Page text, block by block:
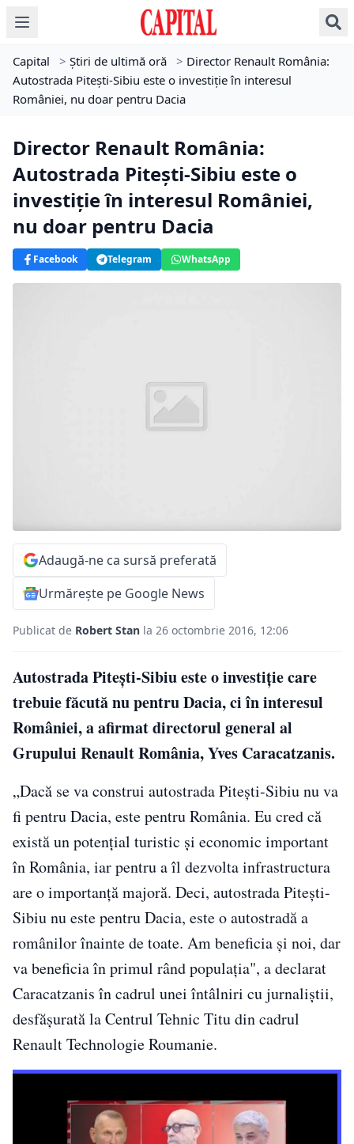
Capital > Știri de ultimă oră > Director Renault România:
Autostrada Piteşti-Sibiu este o investiţie în interesul
României, nu doar pentru Dacia
Director Renault România:
Autostrada Piteşti-Sibiu este o
investiţie în interesul României,
nu doar pentru Dacia
Facebook Telegram WhatsApp
Adaugă-ne ca sursă preferată
Urmărește pe Google News
Publicat de Robert Stan la 26 octombrie 2016, 12:06
Autostrada Piteşti-Sibiu este o investiţie care
trebuie făcută nu pentru Dacia, ci în interesul
României, a afirmat directorul general al
Grupului Renault România, Yves Caracatzanis.
„Dacă se va construi autostrada Piteşti-Sibiu nu va
fi pentru Dacia, este pentru România. Eu cred că
există un potenţial turistic şi economic important
în România, iar pentru a îl dezvolta infrastructura
are o importanţă majoră. Deci, autostrada Piteşti-
Sibiu nu este pentru Dacia, este o autostradă a
românilor înainte de toate. Am beneficia şi noi, dar
va beneficia în primul rând populaţia", a declarat
Caracatzanis în cadrul unei întâlniri cu jurnaliştii,
desfăşurată la Centrul Tehnic Titu din cadrul
Renault Technologie Roumanie.